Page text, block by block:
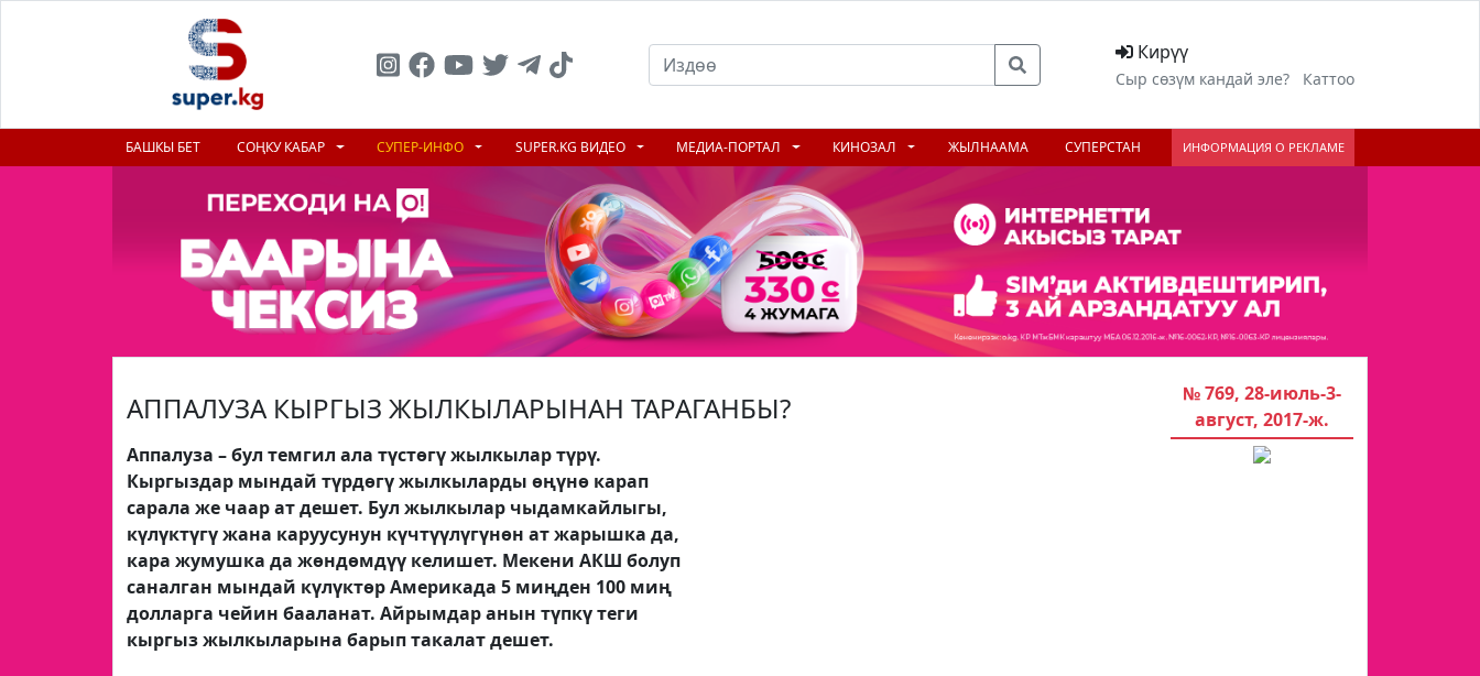
Кирүү
Сыр сөзүм кандай эле? Каттоо
БАШКЫ БЕТ СОҢКУ КАБАР СУПЕР-ИНФО SUPER.KG ВИДЕО МЕДИА-ПОРТАЛ КИНОЗАЛ ЖЫЛНААМА СУПЕРСТАН ИНФОРМАЦИЯ О РЕКЛАМЕ
АППАЛУЗА КЫРГЫЗ ЖЫЛКЫЛАРЫНАН ТАРАГАНБЫ?
Аппалуза – бул темгил ала түстөгү жылкылар түрү.
Кыргыздар мындай түрдөгү жылкыларды өңүнө карап
сарала же чаар ат дешет. Бул жылкылар чыдамкайлыгы,
күлүктүгү жана каруусунун күчтүүлүгүнөн ат жарышка да,
кара жумушка да жөндөмдүү келишет. Мекени АКШ болуп
саналган мындай күлүктөр Америкада 5 миңден 100 миң
долларга чейин бааланат. Айрымдар анын түпкү теги
кыргыз жылкыларына барып такалат дешет.
№ 769, 28-июль-3-
август, 2017-ж.